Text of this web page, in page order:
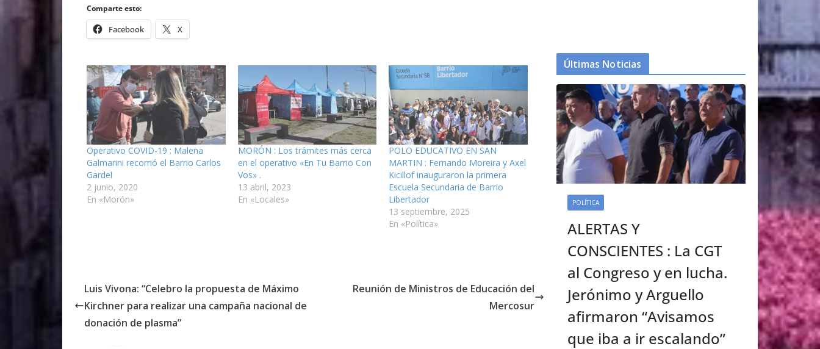
Comparte esto:
Facebook X
Operativo COVID-19 : Malena
Galmarini recorrió el Barrio Carlos
Gardel
2 junio, 2020
En «Morón»
MORÓN : Los trámites más cerca
en el operativo «En Tu Barrio Con
Vos» .
13 abril, 2023
En «Locales»
POLO EDUCATIVO EN SAN
MARTIN : Fernando Moreira y Axel
Kicillof inauguraron la primera
Escuela Secundaria de Barrio
Libertador
13 septiembre, 2025
En «Política»
Luis Vivona: “Celebro la propuesta de Máximo
Kirchner para realizar una campaña nacional de
donación de plasma”
Reunión de Ministros de Educación del
Mercosur
Últimas Noticias
POLÍTICA
ALERTAS Y
CONSCIENTES : La CGT
al Congreso y en lucha.
Jerónimo y Arguello
afirmaron “Avisamos
que iba a ir escalando”